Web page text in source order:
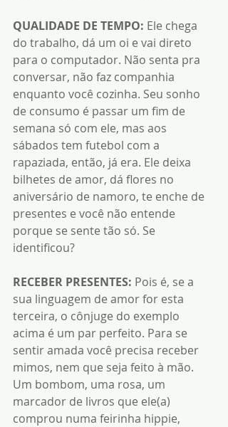
QUALIDADE DE TEMPO: Ele chega
do trabalho, dá um oi e vai direto
para o computador. Não senta pra
conversar, não faz companhia
enquanto você cozinha. Seu sonho
de consumo é passar um fim de
semana só com ele, mas aos
sábados tem futebol com a
rapaziada, então, já era. Ele deixa
bilhetes de amor, dá flores no
aniversário de namoro, te enche de
presentes e você não entende
porque se sente tão só. Se
identificou?
RECEBER PRESENTES: Pois é, se a
sua linguagem de amor for esta
terceira, o cônjuge do exemplo
acima é um par perfeito. Para se
sentir amada você precisa receber
mimos, nem que seja feito à mão.
Um bombom, uma rosa, um
marcador de livros que ele(a)
comprou numa feirinha hippie,